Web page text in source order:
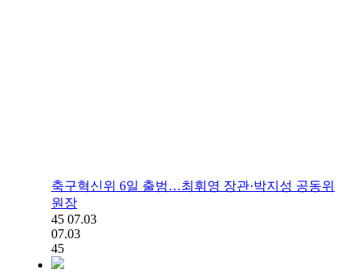
축구혁신위 6일 출범…최휘영 장관·박지성 공동위
원장
45 07.03
07.03
45